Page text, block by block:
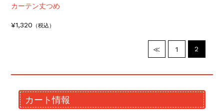
カーテン丈つめ
¥1,320 （税込）
≪ 1 2
カート情報